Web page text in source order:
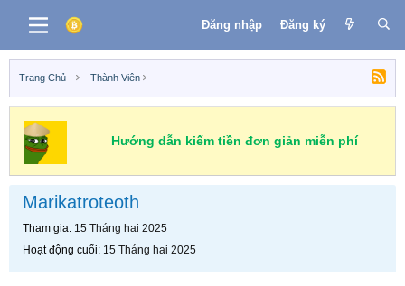
Đăng nhập Đăng ký
Trang Chủ Thành Viên
Hướng dẫn kiếm tiền đơn giản miễn phí
Marikatroteoth
Tham gia 15 Tháng hai 2025
Hoạt động cuối 15 Tháng hai 2025